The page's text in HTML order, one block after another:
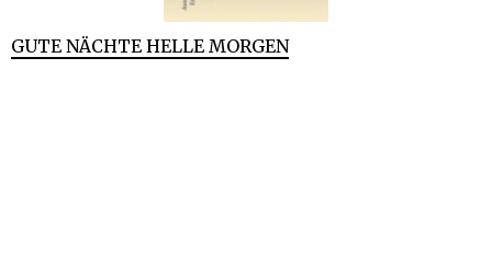
GUTE NÄCHTE HELLE MORGEN